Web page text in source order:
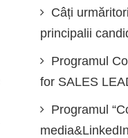
Câți
principalii
Programul
for SALES
Programul